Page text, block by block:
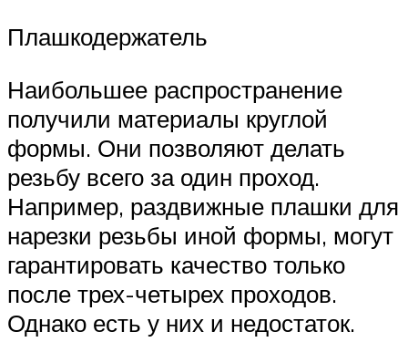
Плашкодержатель
Наибольшее распространение
получили материалы круглой
формы. Они позволяют делать
резьбу всего за один проход.
Например, раздвижные плашки для
нарезки резьбы иной формы, могут
гарантировать качество только
после трех-четырех проходов.
Однако есть у них и недостаток.